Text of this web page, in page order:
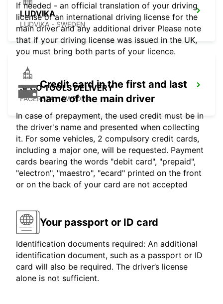
LUDVIKA
LUDVIKA - SWEDEN
SECO TOOLS DELIVERY
FAGERSTA - SWEDEN
If needed - an official translation of your driving
license or an international driving license for the
main driver and any additional driver Please note
that if your driving license was issued in the UK,
you must bring both parts of your licence.
Credit card in the first and last
name of the main driver
In case of prepayment, the used credit must be in
the driver's name and presented when collecting
it. For some vehicles, 2 compulsory credit cards,
including a major one, will be requested. Payment
cards bearing the words "debit card", "prepaid",
"electron", "maestro", "ecard" printed on the front
or on the back of your card are not accepted
Your passport or ID card
Identification documents required: An additional
identification document, such as a passport or ID
card will also be required. The driver’s license
alone is not sufficient.